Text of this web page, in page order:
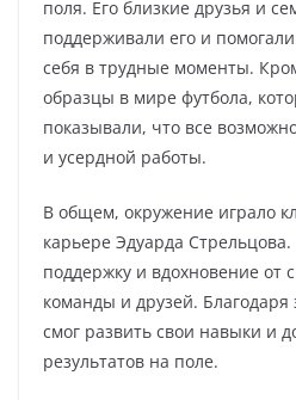
поля. Его близкие друзья и
поддерживали его и
себя в трудные моменты.
образцы в мире футбола,
показывали, что все
и усердной работы.
В общем, окружение играло
карьере Эдуарда
поддержку и вдохновение от
команды и друзей.
смог развить свои навыки и
результатов на поле.